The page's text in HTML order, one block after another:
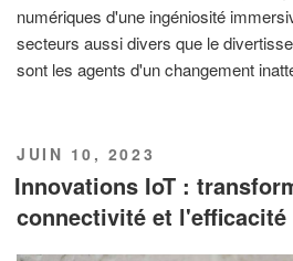
numériques d'une ingéniosité
secteurs aussi divers que le
sont les agents d'un changement
PUBLIÉ
LE
JUIN 10, 2023
Innovations IoT :
connectivité et l'efficacité